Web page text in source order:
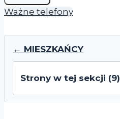
Ważne telefony
← MIESZKAŃCY
Strony w tej sekcji (9)